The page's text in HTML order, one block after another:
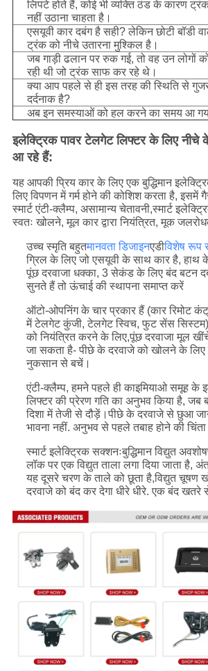
लिपटे होते हैं, कोई भी व्यक्ति ठंड के कारण
नहीं उठाना चाहता है।
एसयूवी कार दबंग है सही? लेकिन छोटी बॉडी
ट्रंक को नीचे उतारना मुश्किल है।
जब गाड़ी ढलान पर रुक गई, तो वह उन लोगों
रही थी जो ट्रंक साफ कर रहे थे।
क्या आप पहले से ही इस तरह की स्थिति से
दर्दनाक है?
अब इन समस्याओं को हल करने का समय आ
इलेक्ट्रिक पावर टेलगेट लिफ्टर के लिए नीचे
आ रहे हैं:
यह आपकी प्रिय कार के लिए एक बुद्धिमान
लिए विपणन में गर्म होने की कोशिश करता है, इसमें
स्मार्ट एंटी-क्लैम्प, असामान्य चेतावनी,स्मार्ट
स्वतः खोलने, मूल कार द्वारा नियंत्रित, मूक
उच्च स्मृति बहुतमानवता डिजाइनएडीविशेष रूप
ग्रिल के लिए जो एसयूवी के साथ कार है, हाथ
पूंछ दरवाजा धक्का, 3 सेकंड के लिए बंद बटन
सुनते हैं तो ऊंचाई की स्थापना समाप्त करें
ऑटो-ओपनिंग के चार प्रकार हैं (कार रिमोट
में टेलगेट कुंजी, टेलगेट स्विच, फुट सेंस
को नियंत्रित करने के लिए,पूंछ दरवाजा मूल खींचें
जा सकता है- पीछे के दरवाजे को खोलने के लिए
नुकसान से बचें।
एंटी-क्लैम्प, हमने पहले ही काइमियाओ समूह के
लिफ्टर की प्रेरण गति का अनुभव किया है, जब
दिशा में तेजी से दौड़ें।पीछे के दरवाजे से छुआ
भावना नहीं. अनुभव से पहले तबाह होने की चिंता
स्मार्ट इलेक्ट्रिक सक्शनःबुद्धिमान विद्युत
लॉक पर एक विद्युत ताला लगा दिया जाता है,
यह दूसरे चरण के ताले को छूता है,विद्युत चूषण
दरवाजे को बंद कर देगा धीरे धीरे. एक बंद खतरे